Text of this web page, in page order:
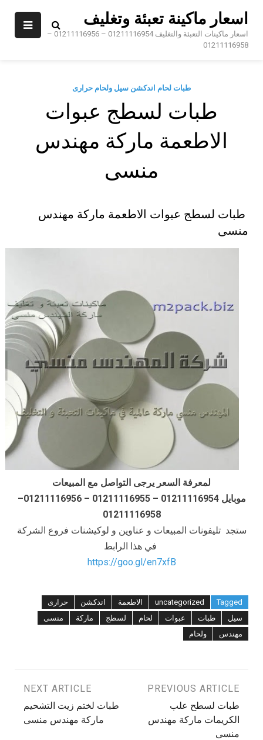
اسعار ماكينة تعبئة وتغليف
اسعار ماكينات التعبئة والتغليف 01211116954 – 01211116956 –
01211116958
طبات لحام اندكشن سيل ولحام حرارى
طبات لسطج عبوات
الاطعمة ماركة مهندس
منسى
طبات لسطج عبوات الاطعمة ماركة مهندس
منسى
لمعرفة السعر يرجى التواصل مع المبيعات
موبايل 01211116954 – 01211116955 – 01211116956–
01211116958
ستجد تليفونات المبيعات و عناوين و لوكيشنات فروع الشركة
في هذا الرابط
https://goo.gl/en7xfB
Tagged
uncategorized الاطعمة اندكشن
حرارى
سيل
طبات عبوات لحام لسطج ماركة
منسى
مهندس
ولحام
تصفّح
المقالات
PREVIOUS ARTICLE
طبات لسطح علب
الكريمات ماركة مهندس
منسى
NEXT ARTICLE
طبات لختم زيت التشحيم
ماركة مهندس منسى